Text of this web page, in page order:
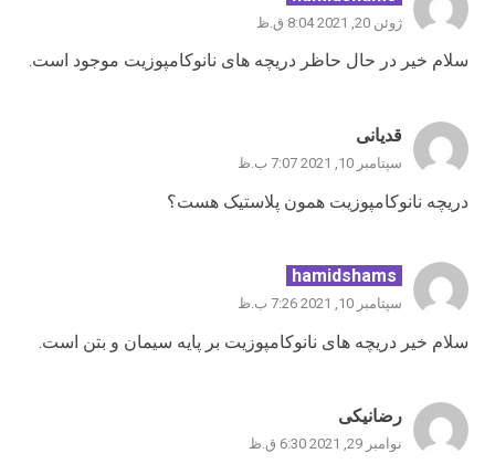
ژوئن 20, 2021 8:04 ق.ظ
سلام خیر در حال حاظر دریچه های نانوکامپوزیت موجود است.
قدیانی
سپتامبر 10, 2021 7:07 ب.ظ
دریچه نانوکامپوزیت همون پلاستیک هست؟
hamidshams
سپتامبر 10, 2021 7:26 ب.ظ
سلام خیر دریچه های نانوکامپوزیت بر پایه سیمان و بتن است.
رضانیکی
نوامبر 29, 2021 6:30 ق.ظ